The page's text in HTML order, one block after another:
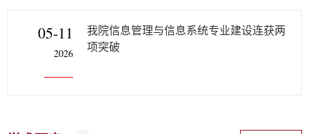
05-11
2026
我院信息管理与信息系统专业建设连获两
项突破